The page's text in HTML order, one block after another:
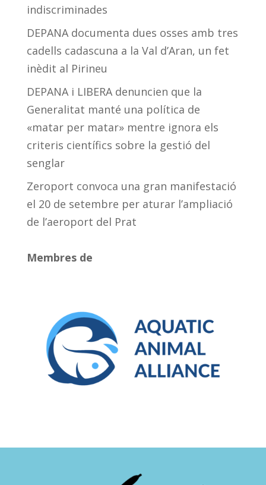
indiscriminades
DEPANA documenta dues osses amb tres
cadells cadascuna a la Val d’Aran, un fet
inèdit al Pirineu
DEPANA i LIBERA denuncien que la
Generalitat manté una política de
«matar per matar» mentre ignora els
criteris científics sobre la gestió del
senglar
Zeroport convoca una gran manifestació
el 20 de setembre per aturar l’ampliació
de l’aeroport del Prat
Membres de